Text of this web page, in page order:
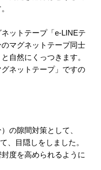
ットテープ「e-LINEテ
マグネットテープ同士
自然にくっつきます。
ネットテープ」ですの
の隙間対策として、
、目隠しをしました。
度を高められるように